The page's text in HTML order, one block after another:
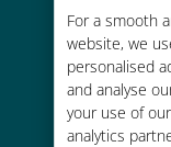
For a smooth
website, we
personalised
and analyse
your use of
analytics
frais